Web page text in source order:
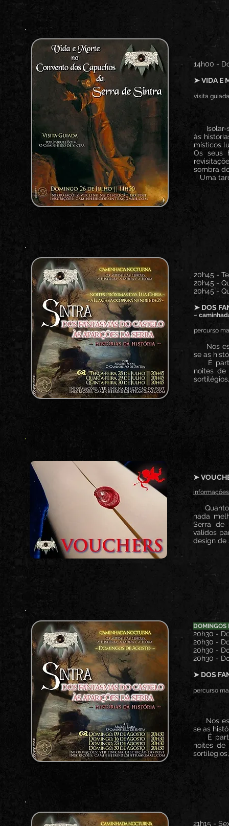
14h00 -
➤ VIDA E
visita
Isolar-
às
místicos
Os seus
sombra
Uma
20h45 -
20h45 -
20h45 -
➤ DOS
~
percurso
Nos
se as
É
noites de
➤
informações
Quanto
nada
Serra de
válidos
design de
DOMINGOS
20h30 -
20h30 -
20h30 -
20h30 -
➤ DOS
percurso
Nos
se as
É
noites de
21h15 -